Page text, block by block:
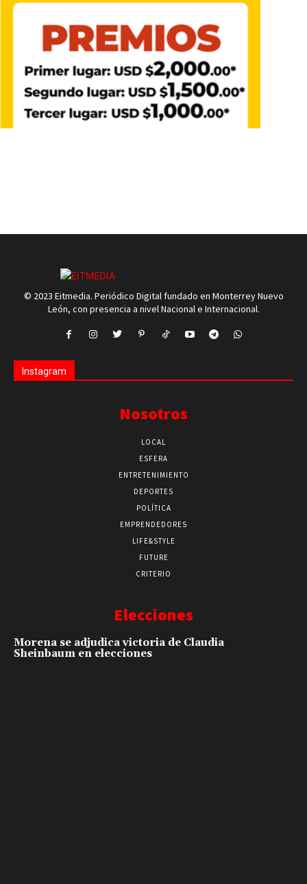
© 2023 Eitmedia. Periódico Digital fundado en Monterrey Nuevo
León, con presencia a nivel Nacional e Internacional.
Instagram
Nosotros
LOCAL
ESFERA
ENTRETENIMIENTO
DEPORTES
POLÍTICA
EMPRENDEDORES
LIFE&STYLE
FUTURE
CRITERIO
Elecciones
Morena se adjudica victoria de Claudia
Sheinbaum en elecciones